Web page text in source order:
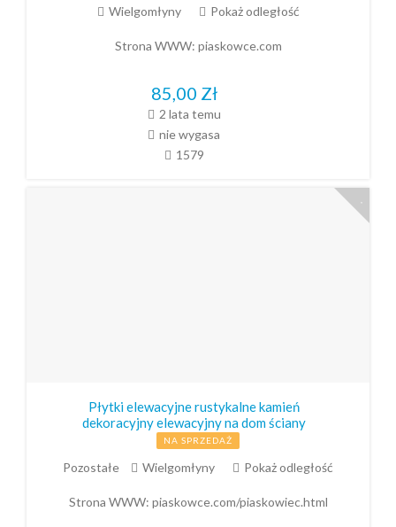
Wielgomłyny
Pokaż odległość
Strona WWW: piaskowce.com
85,00 Zł
2 lata temu
nie wygasa
1579
Płytki elewacyjne rustykalne kamień
dekoracyjny elewacyjny na dom ściany
NA SPRZEDAŻ
Pozostałe Wielgomłyny Pokaż odległość
Strona WWW: piaskowce.com/piaskowiec.html